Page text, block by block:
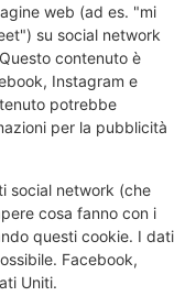
web (ad es. "mi
su social network
contenuto è
Instagram e
potrebbe
per la pubblicità
social network (che
cosa fanno con i
questi cookie. I dati
Facebook,
Uniti.